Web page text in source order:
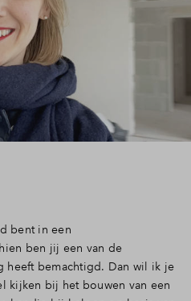
bent in een
ben jij een van de
heeft bemachtigd. Dan wil ik je
kijken bij het bouwen van een